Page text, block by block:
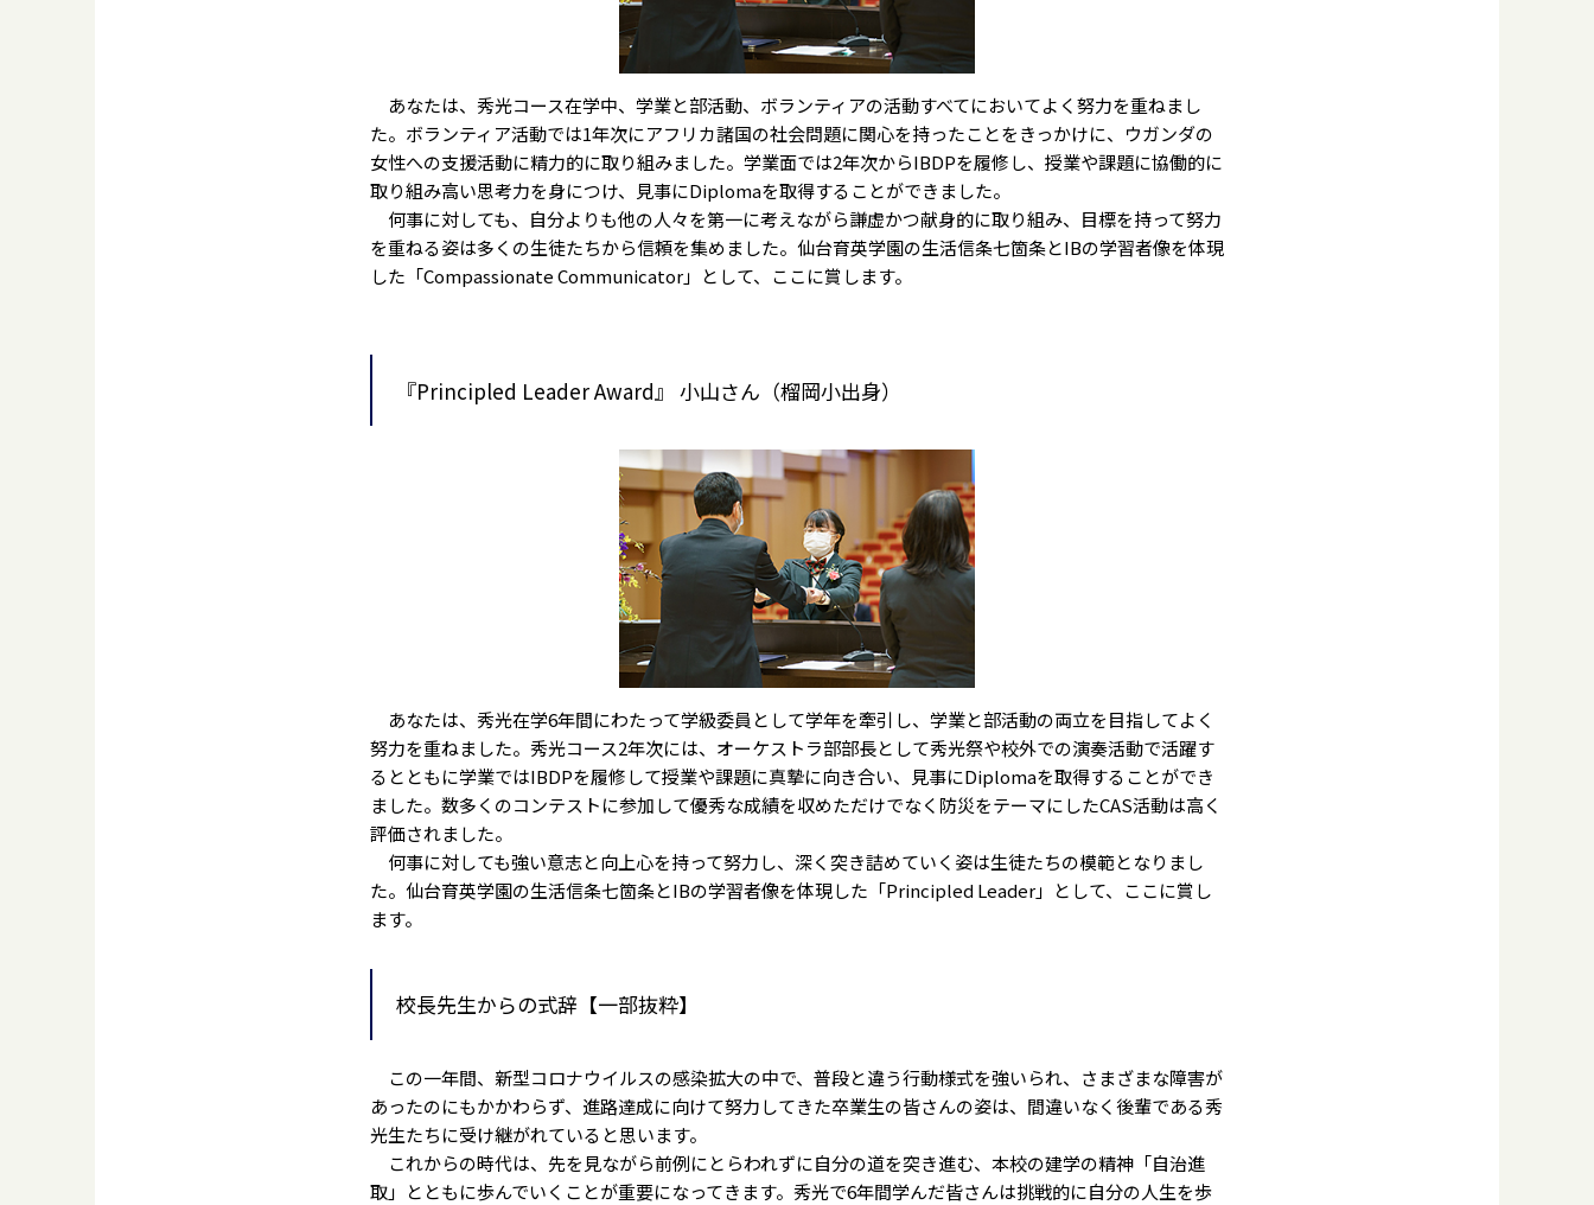
あなたは、秀光コース在学中、学業と部活動、ボランティアの活動すべてにおいてよく努力を重ねまし
た。ボランティア活動では1年次にアフリカ諸国の社会問題に関心を持ったことをきっかけに、ウガンダの
女性への支援活動に精力的に取り組みました。学業面では2年次からIBDPを履修し、授業や課題に協働的に
取り組み高い思考力を身につけ、見事にDiplomaを取得することができました。
何事に対しても、自分よりも他の人々を第一に考えながら謙虚かつ献身的に取り組み、目標を持って努力
を重ねる姿は多くの生徒たちから信頼を集めました。仙台育英学園の生活信条七箇条とIBの学習者像を体現
した「Compassionate Communicator」として、ここに賞します。
『Principled Leader Award』 小山さん （榴岡小出身）
あなたは、秀光在学6年間にわたって学級委員として学年を牽引し、学業と部活動の両立を目指してよく
努力を重ねました。秀光コース2年次には、オーケストラ部部長として秀光祭や校外での演奏活動で活躍す
るとともに学業ではIBDPを履修して授業や課題に真摯に向き合い、見事にDiplomaを取得することができ
ました。数多くのコンテストに参加して優秀な成績を収めただけでなく防災をテーマにしたCAS活動は高く
評価されました。
何事に対しても強い意志と向上心を持って努力し、深く突き詰めていく姿は生徒たちの模範となりまし
た。仙台育英学園の生活信条七箇条とIBの学習者像を体現した「Principled Leader」として、ここに賞し
ます。
校長先生からの式辞【一部抜粋】
この一年間、新型コロナウイルスの感染拡大の中で、普段と違う行動様式を強いられ、さまざまな障害が
あったのにもかかわらず、進路達成に向けて努力してきた卒業生の皆さんの姿は、間違いなく後輩である秀
光生たちに受け継がれていると思います。
これからの時代は、先を見ながら前例にとらわれずに自分の道を突き進む、本校の建学の精神「自治進
取」とともに歩んでいくことが重要になってきます。秀光で6年間学んだ皆さんは挑戦的に自分の人生を歩